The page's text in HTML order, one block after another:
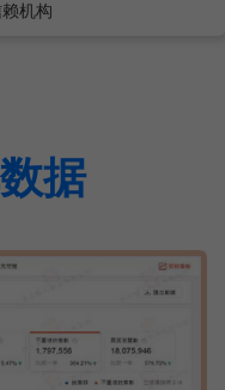
机构
据